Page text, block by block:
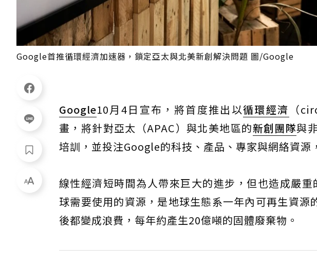
Google首推循環經濟加速器，鎖定亞太與北美新創解決問題 圖/Google
Google10月4日宣布，將首度推出以循環經濟
（
畫，將針對亞太（APAC）與北美地區的新創團隊與
培訓，並投注Google的科技、產品、專家與網絡資源
線性經濟短時間為人帶來巨大的進步，但也造成嚴
球需要使用的資源，是地球生態系一年內可再生資
後都變成浪費，每年約產生20億噸的固體廢棄物。